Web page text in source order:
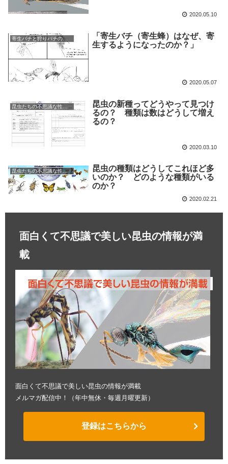
2020.05.10
寄生バチと狩りバチの不思議な世界
「寄生バチ（寄生蜂）はなぜ、寄
生するようになったのか？」
2020.05.07
昆虫の新種ってどうやって見つけ
るの？ 種類は数はどうして増え
るの？
2020.03.10
昆虫たちの不思議な性の世界
昆虫の種類はどうしてこれほど多
いのか？ どのような種類がいる
のか？
2020.02.21
面白くて不思議で美しい昆虫の情報が満
載
面白くて不思議で美しい昆虫の情報が満載
メルマガ配信中！（年中無休・毎週月曜更新）
登録はこちらから